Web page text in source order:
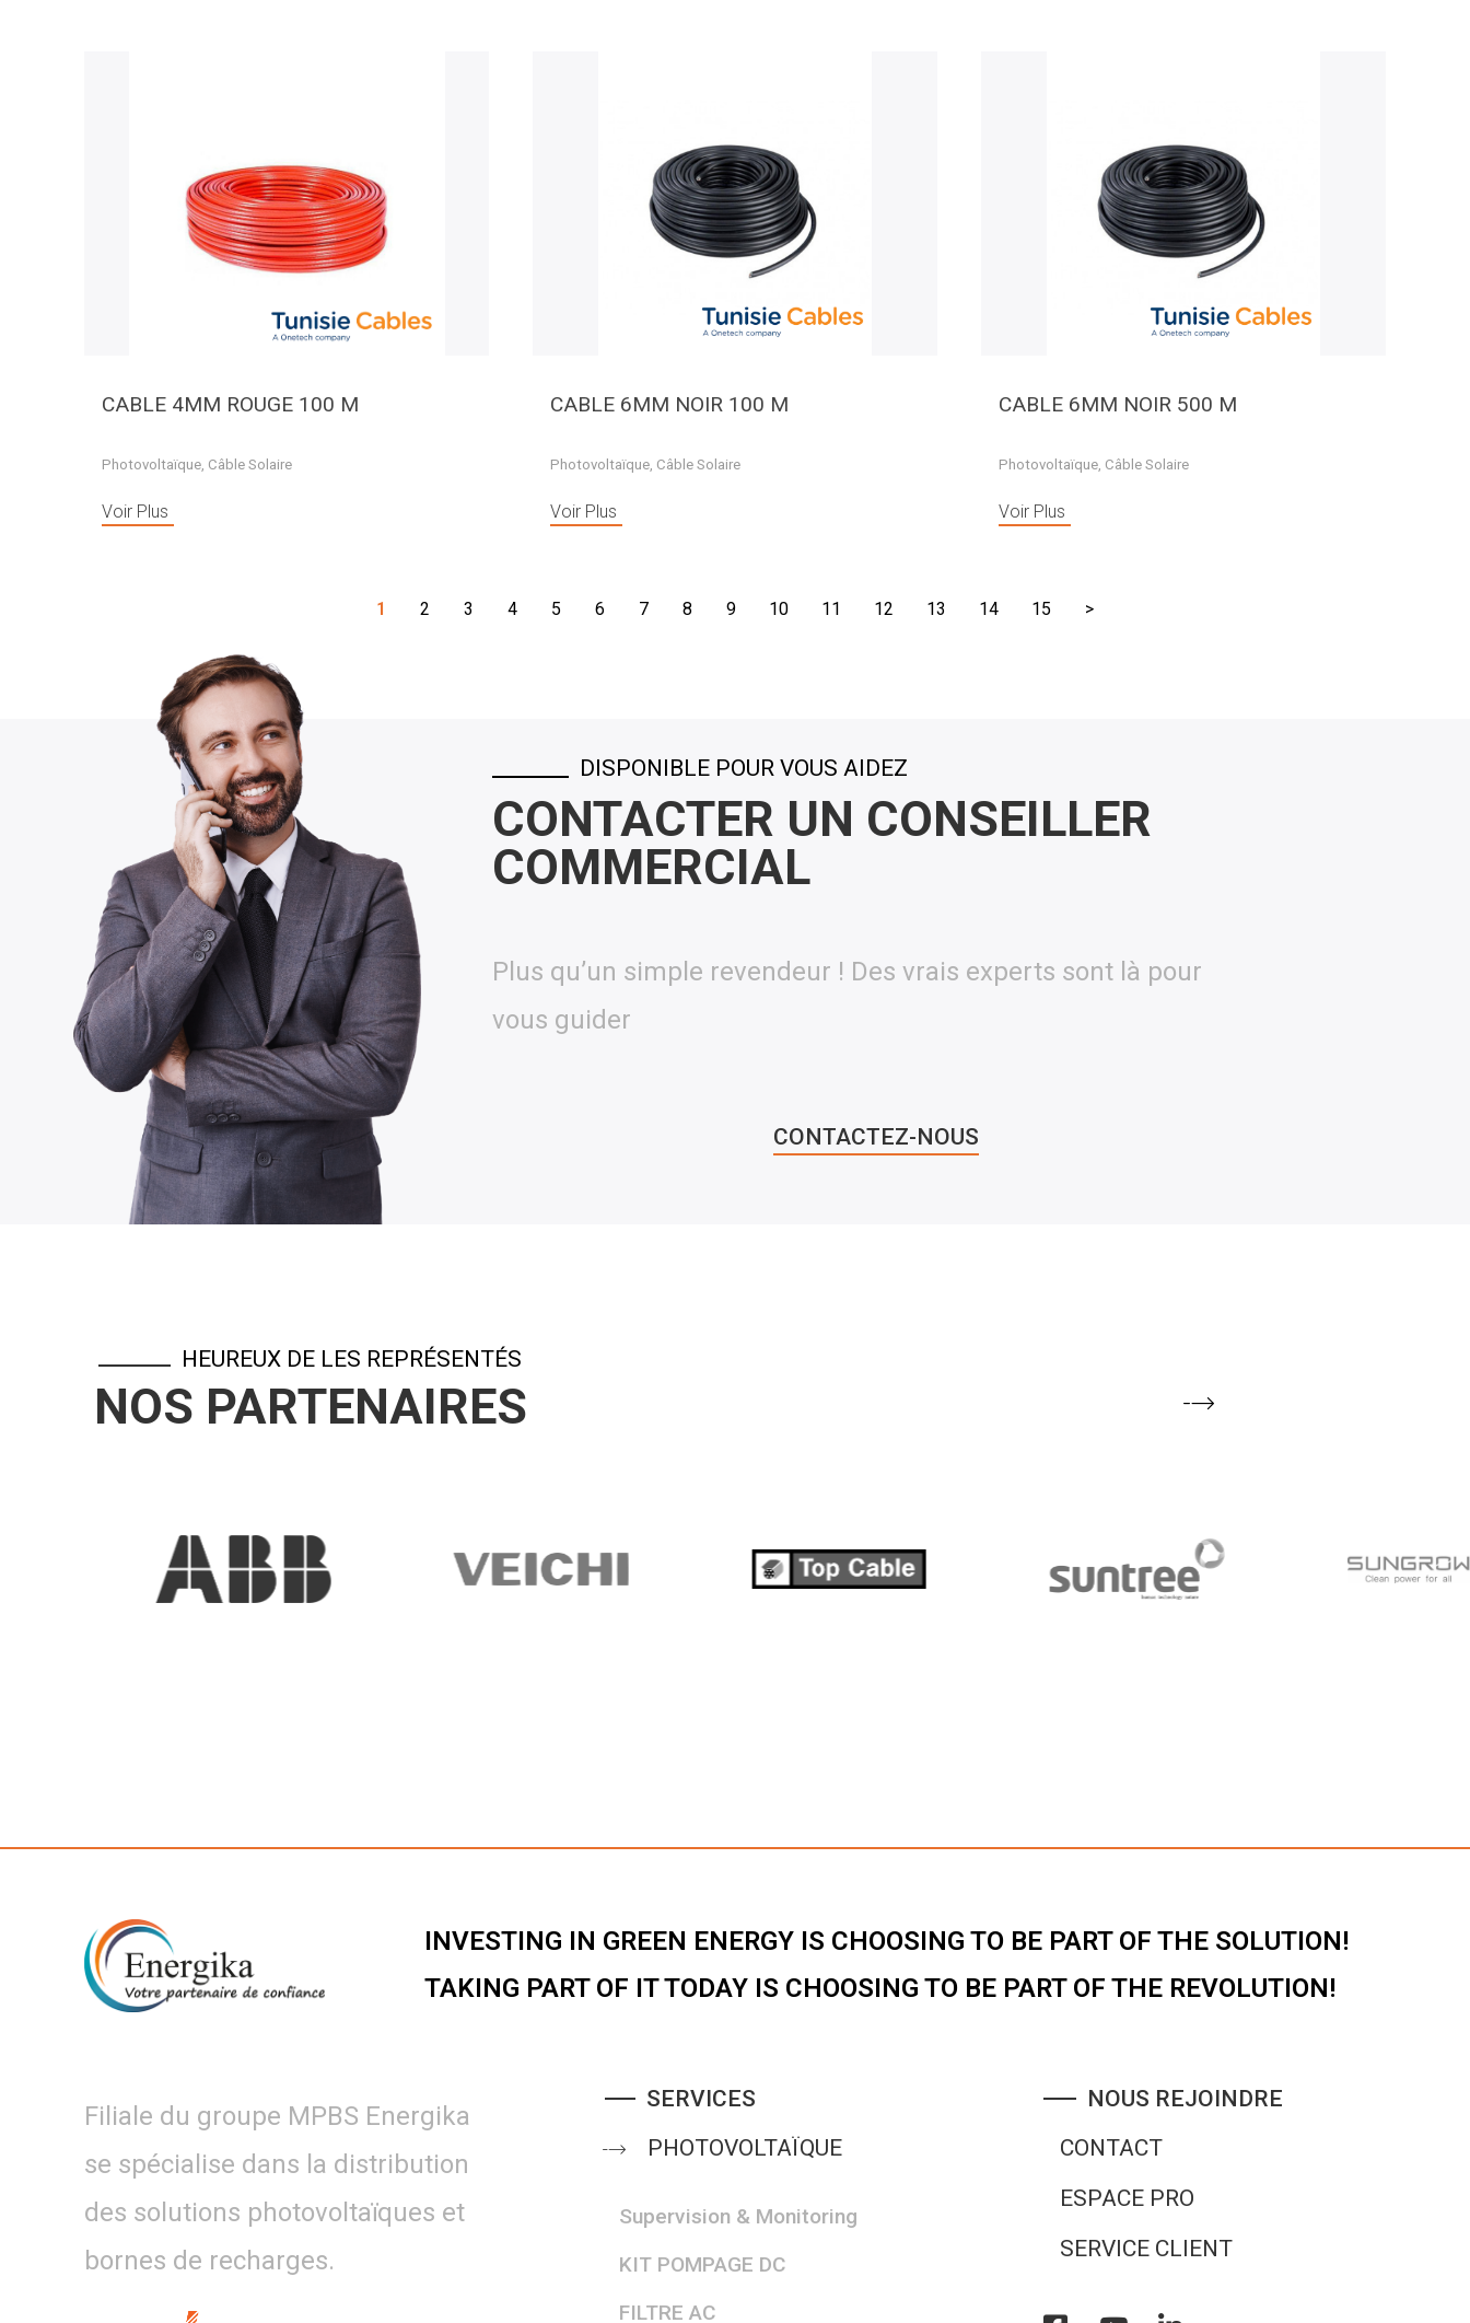
CABLE 4MM ROUGE 100 M
Photovoltaïque, Câble Solaire
Voir Plus
CABLE 6MM NOIR 100 M
Photovoltaïque, Câble Solaire
Voir Plus
CABLE 6MM NOIR 500 M
Photovoltaïque, Câble Solaire
Voir Plus
1 2 3 4 5 6 7 8 9 10 11 12 13 14 15 >
DISPONIBLE POUR VOUS AIDEZ
CONTACTER UN CONSEILLER
COMMERCIAL
Plus qu’un simple revendeur ! Des vrais experts sont là pour
vous guider
CONTACTEZ-NOUS
HEUREUX DE LES REPRÉSENTÉS
NOS PARTENAIRES
INVESTING IN GREEN ENERGY IS CHOOSING TO BE PART OF THE SOLUTION!
TAKING PART OF IT TODAY IS CHOOSING TO BE PART OF THE REVOLUTION!
Filiale du groupe MPBS Energika
se spécialise dans la distribution
des solutions photovoltaïques et
bornes de recharges.
SERVICES
PHOTOVOLTAÏQUE
Supervision & Monitoring
KIT POMPAGE DC
FILTRE AC
NOUS REJOINDRE
CONTACT
ESPACE PRO
SERVICE CLIENT